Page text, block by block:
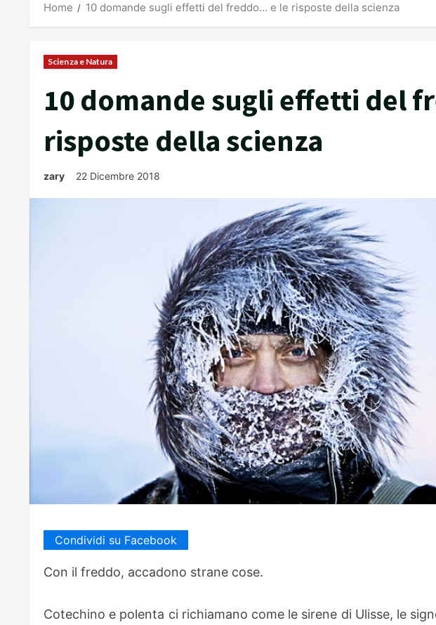
Home 10 domande sugli effetti del freddo… e le risposte della scienza
Scienza e Natura
10 domande sugli effetti del
risposte della scienza
zary 22 Dicembre 2018
Condividi su Facebook
Con il freddo, accadono strane cose.
Cotechino e polenta ci richiamano come le sirene di Ulisse, le